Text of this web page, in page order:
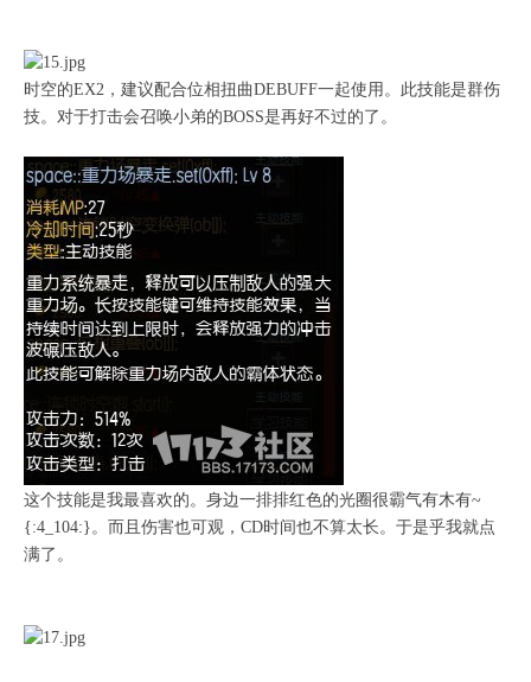
时空的EX2，建议配合位相扭曲DEBUFF一起使用。此技能是群伤
技。对于打击会召唤小弟的BOSS是再好不过的了。
这个技能是我最喜欢的。身边一排排红色的光圈很霸气有木有~
{:4_104:}。而且伤害也可观，CD时间也不算太长。于是乎我就点
满了。